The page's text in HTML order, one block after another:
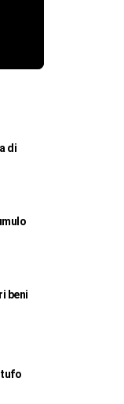
di
beni